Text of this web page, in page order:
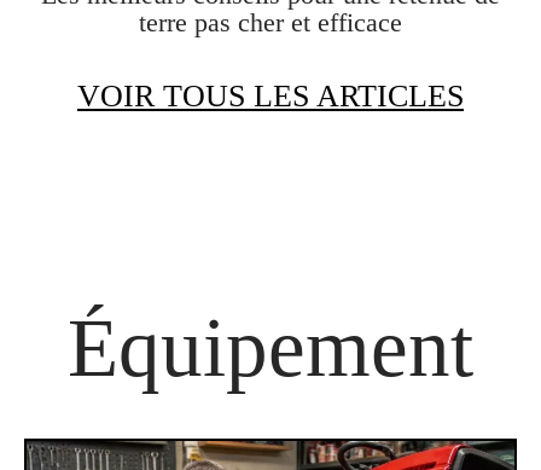
terre pas cher et efficace
VOIR TOUS LES ARTICLES
Équipement